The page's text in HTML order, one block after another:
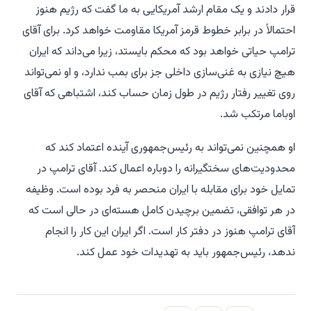
قرار دادند و یک مقام ارشد آمریکایی به ما گفت که رژیم هنوز
احتمالاً در برابر خطوط قرمز آمریکا مقاومت خواهد کرد. برای آقای
ترامپ حیاتی خواهد بود که محکم بایستد، زیرا می‌داند که ایران
هیچ نیازی به غنی‌سازی داخلی جز برای بمب ندارد، و او نمی‌تواند
روی تغییر رفتار رژیم در طول زمان حساب کند، اشتباهی که آقای
اوباما مرتکب شد.
او همچنین نمی‌تواند به رئیس‌جمهوری آینده اعتماد کند که
محدودیت‌های سختگیرانه را دوباره اعمال کند. آقای ترامپ در
تمایل خود برای مقابله با ایران منحصر به فرد بوده است. وظیفه
در هر توافقی، تضمین برچیدن کامل هسته‌ای در حالی است که
آقای ترامپ هنوز در دفتر کار است. اگر ایران این کار را انجام
ندهد، رئیس‌جمهور باید به تهدیدات خود عمل کند.